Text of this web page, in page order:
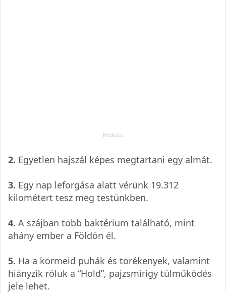
2. Egyetlen hajszál képes megtartani egy almát.
3. Egy nap leforgása alatt vérünk 19.312
kilométert tesz meg testünkben.
4. A szájban több baktérium található, mint
ahány ember a Földön él.
5. Ha a körmeid puhák és törékenyek, valamint
hiányzik róluk a “Hold”, pajzsmirigy túlműködés
jele lehet.